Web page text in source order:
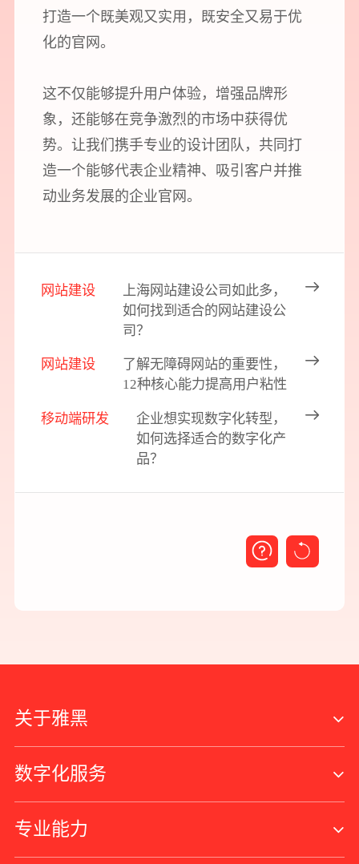
打造一个既美观又实用，既安全又易于优
化的官网。
这不仅能够提升用户体验，增强品牌形
象，还能够在竞争激烈的市场中获得优
势。让我们携手专业的设计团队，共同打
造一个能够代表企业精神、吸引客户并推
动业务发展的企业官网。
网站建设
上海网站建设公司如此多，
如何找到适合的网站建设公
司？
网站建设
了解无障碍网站的重要性，
12种核心能力提高用户粘性
移动端研发
企业想实现数字化转型，
如何选择适合的数字化产
品？
关于雅黑
数字化服务
专业能力